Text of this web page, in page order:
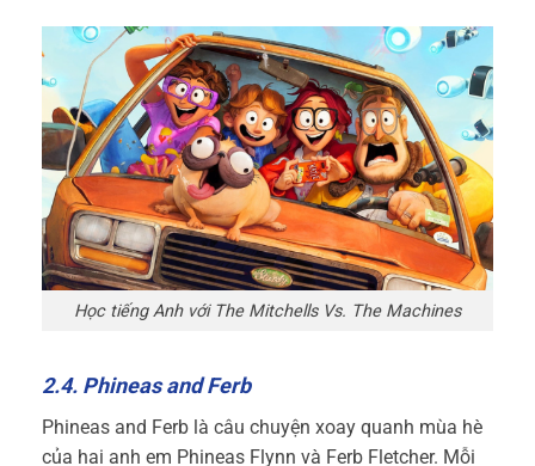
Học tiếng Anh với The Mitchells Vs. The Machines
2.4. Phineas and Ferb
Phineas and Ferb là câu chuyện xoay quanh mùa hè
của hai anh em Phineas Flynn và Ferb Fletcher. Mỗi